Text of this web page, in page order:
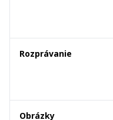
Rozprávanie
Obrázky